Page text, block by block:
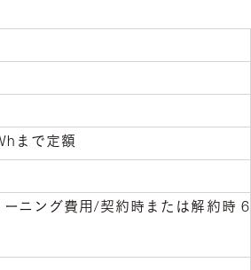
まで定額
ニング費用/契約時または解約時 6